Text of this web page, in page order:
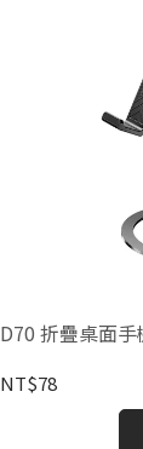
D70 折疊桌面手
NT$78